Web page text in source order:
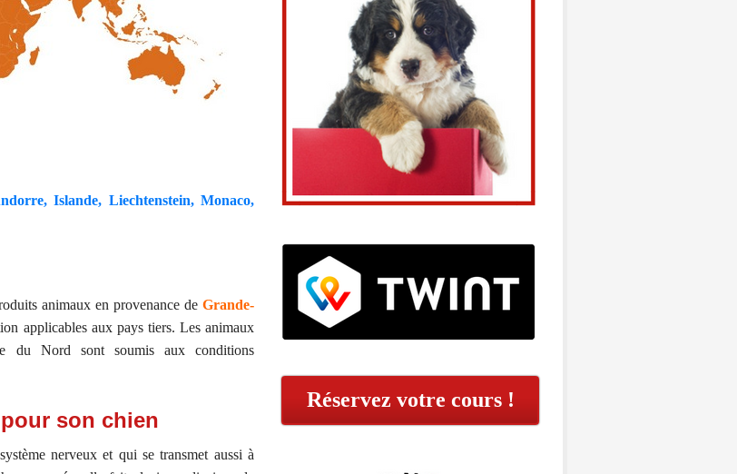
Islande, Liechtenstein, Monaco,
animaux en provenance de Grande-
applicables aux pays tiers. Les animaux
du Nord sont soumis aux conditions
son chien
nerveux et qui se transmet aussi à
Réservez votre cours !